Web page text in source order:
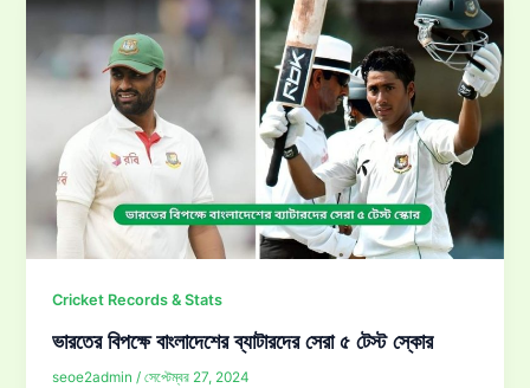
Cricket Records & Stats
ভারতের বিপক্ষে বাংলাদেশের ব্যাটারদের সেরা ৫ টেস্ট স্কোর
seoe2admin /সেপ্টেম্বর 27, 2024